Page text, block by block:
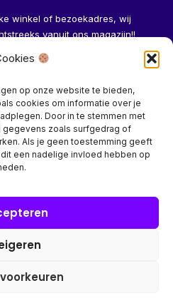
op onze website te bieden,
cookies om informatie over je
Door in te stemmen met
gegevens zoals surfgedrag of
Als je geen toestemming geeft
een nadelige invloed hebben op
winkel of bezoekadres, wij
vanuit ons magazijn!!
aanvragen →
aan voor speciale prijzen!
automatisch alle prijzen